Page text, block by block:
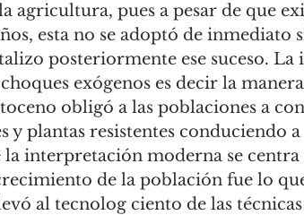
agricultura, pues a pesar de que
esta no se adoptó de inmediato
posteriormente ese suceso.
exógenos es decir la
obligó a las poblaciones a
y plantas resistentes conduciendo
interpretación moderna se centra
de la población fue lo
al tecnolog ciento de las